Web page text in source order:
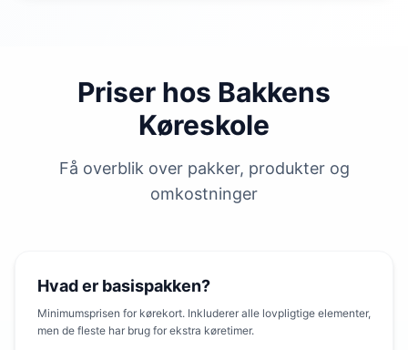
Priser hos Bakkens
Køreskole
Få overblik over pakker, produkter og
omkostninger
Hvad er basispakken?
Minimumsprisen for kørekort. Inkluderer alle lovpligtige elementer,
men de fleste har brug for ekstra køretimer.